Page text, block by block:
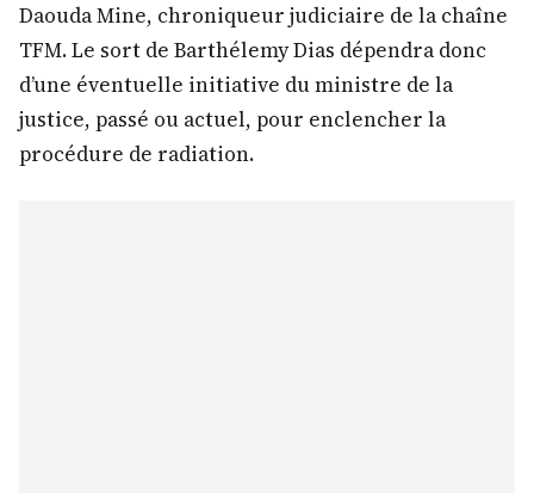
Daouda Mine, chroniqueur judiciaire de la chaîne
TFM. Le sort de Barthélemy Dias dépendra donc
d’une éventuelle initiative du ministre de la
justice, passé ou actuel, pour enclencher la
procédure de radiation.